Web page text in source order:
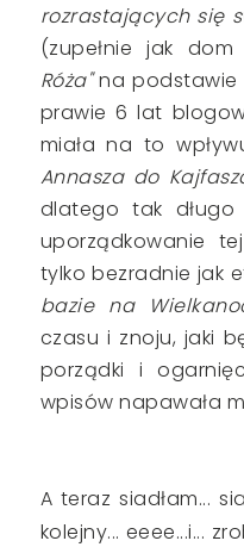
rozrastających się
(zupełnie jak
Róża"na podstawie
prawie 6 lat
miała na to
Annasza do
dlatego tak długo
uporządkowanie
tylko bezradnie jak
bazie na
czasu i znoju, jaki
porządki i
wpisów napawała
A teraz siadłam...
kolejny... eeee...i...